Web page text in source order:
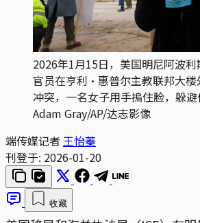
2026年1月15日，美国明尼阿波
官员在亨利·惠普尔主教联邦大楼
冲突，一名女子用手摀住脸，躲避
Adam Gray/AP/达志影像
端传媒记者 王怡蓁
刊登于: 2026-01-20
收藏